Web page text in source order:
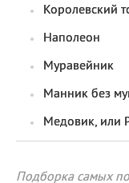
Королевский
Наполеон
Муравейник
Манник без
Медовик, или
Подборка самых